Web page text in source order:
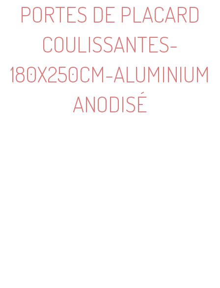
PORTES DE PLACARD
COULISSANTES-
180X250CM-ALUMINIUM
ANODISÉ